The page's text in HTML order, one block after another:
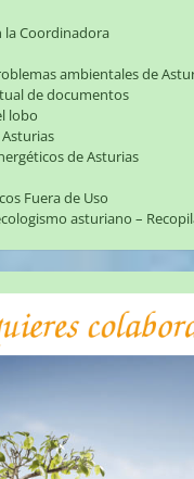
la Coordinadora
ambientales de
de documentos
lobo
de Asturias
Fuera de Uso
asturiano –